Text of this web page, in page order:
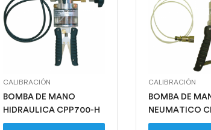
CALIBRACIÓN
BOMBA DE MANO
HIDRAULICA CPP700-H
CALIBRACIÓN
BOMBA DE
NEUMATICO